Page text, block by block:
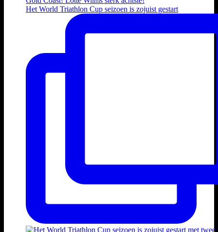
Het World Triathlon Cup seizoen is zojuist gestart